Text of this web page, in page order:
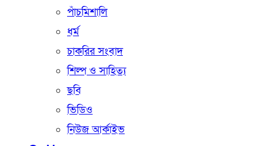
পাঁচমিশালি
ধর্ম
চাকরির সংবাদ
শিল্প ও সাহিত্য
ছবি
ভিডিও
নিউজ আর্কাইভ